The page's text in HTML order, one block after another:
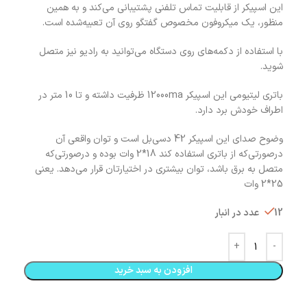
این اسپیکر از قابلیت تماس تلفنی پشتیبانی می‌کند و به همین
منظور، یک میکروفون مخصوص گفتگو روی آن تعبیه‌شده است.
با استفاده از دکمه‌های روی دستگاه می‌توانید به رادیو نیز متصل
شوید.
باتری لیتیومی این اسپیکر 12000ma ظرفیت داشته و تا 10 متر در
اطراف خودش برد دارد.
وضوح صدای این اسپیکر 42 دسی‌بل است و توان واقعی آن
درصورتی‌که از باتری استفاده کند 18*2 وات بوده و درصورتی‌که
متصل به برق باشد، توان بیشتری در اختیارتان قرار می‌دهد. یعنی
25*2 وات
12 عدد در انبار
افزودن به سبد خرید